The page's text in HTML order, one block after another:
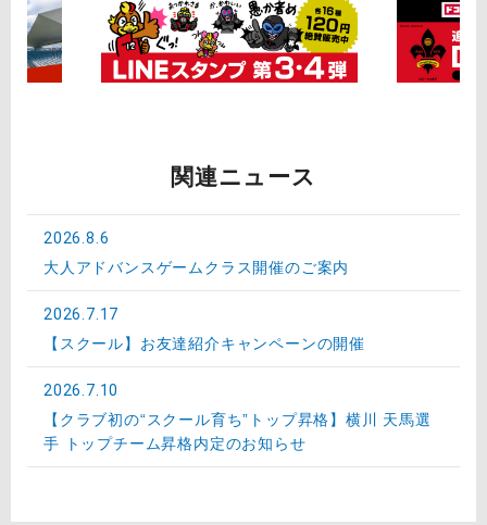
関連ニュース
2026.8.6
大人アドバンスゲームクラス開催のご案内
2026.7.17
【スクール】お友達紹介キャンペーンの開催
2026.7.10
【クラブ初の“スクール育ち”トップ昇格】横川 天馬選
手 トップチーム昇格内定のお知らせ